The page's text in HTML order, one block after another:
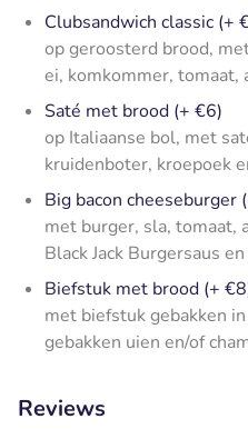
Clubsandwich classic (+
op geroosterd brood,
ei, komkommer, tomaat,
Saté met brood (+ €6)
op Italiaanse bol, met
kruidenboter, kroepoek
Big bacon cheeseburger
met burger, sla, tomaat,
Black Jack Burgersaus
Biefstuk met brood (+
met biefstuk gebakken
gebakken uien en/of
Reviews